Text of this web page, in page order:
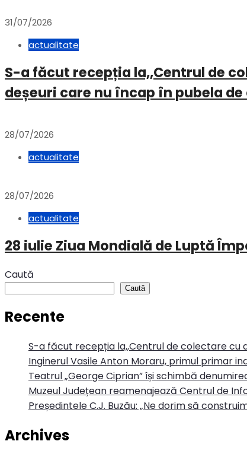
31/07/2026
actualitate
S-a făcut recepția la,,Centrul de
deșeuri care nu încap în pubela de
28/07/2026
actualitate
28/07/2026
actualitate
28 iulie Ziua Mondială de Luptă
Caută
Caută
Recente
S-a făcut recepția la,,Centrul de colectare cu
Inginerul Vasile Anton Moraru, primul primar
Teatrul „George Ciprian” își schimbă
Muzeul Județean reamenajează Centrul de
Președintele C.J. Buzău: „Ne dorim să
Archives